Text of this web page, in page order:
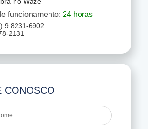
funcionamento: 24 horas
9 8231-6902
2131
CONOSCO